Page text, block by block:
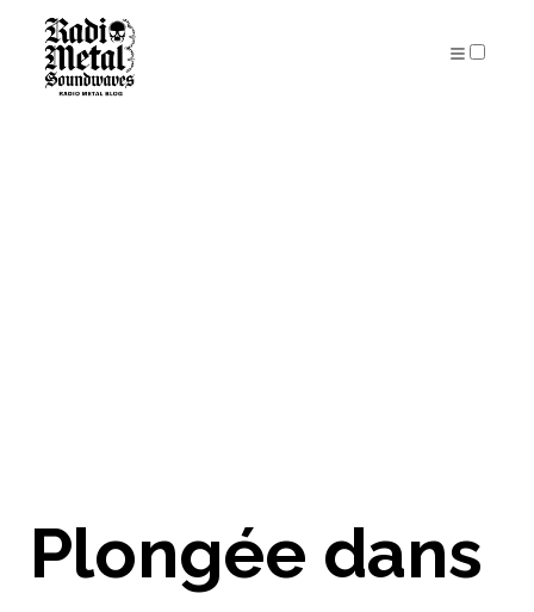
Plongée dans